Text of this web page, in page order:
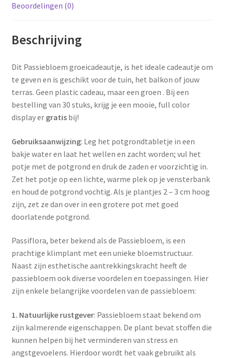
Beoordelingen (0)
Beschrijving
Dit Passiebloem groeicadeautje, is het ideale cadeautje om
te geven en is geschikt voor de tuin, het balkon of jouw
terras. Geen plastic cadeau, maar een groen . Bij een
bestelling van 30 stuks, krijg je een mooie, full color
display er gratisbij!
Gebruiksaanwijzing: Leg het potgrondtabletje in een
bakje water en laat het wellen en zacht worden; vul het
potje met de potgrond en druk de zaden er voorzichtig in.
Zet het potje op een lichte, warme plek op je vensterbank
en houd de potgrond vochtig. Als je plantjes 2 – 3 cm hoog
zijn, zet ze dan over in een grotere pot met goed
doorlatende potgrond.
Passiflora, beter bekend als de Passiebloem, is een
prachtige klimplant met een unieke bloemstructuur.
Naast zijn esthetische aantrekkingskracht heeft de
passiebloem ook diverse voordelen en toepassingen. Hier
zijn enkele belangrijke voordelen van de passiebloem:
1. Natuurlijke rustgever: Passiebloem staat bekend om
zijn kalmerende eigenschappen. De plant bevat stoffen die
kunnen helpen bij het verminderen van stress en
angstgevoelens. Hierdoor wordt het vaak gebruikt als